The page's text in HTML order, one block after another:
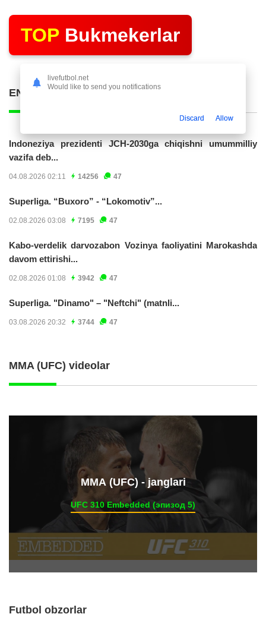
TOP Bukmekerlar
ENG KO'P O'QILGAN POSTLAR
Indoneziya prezidenti JCH-2030ga chiqishni umummilliy
vazifa deb...
04.08.2026 02:11 14256 47
Superliga. “Buxoro” - “Lokomotiv”...
02.08.2026 03:08 7195 47
Kabo-verdelik darvozabon Vozinya faoliyatini Marokashda
davom ettirishi...
02.08.2026 01:08 3942 47
Superliga. "Dinamo" – "Neftchi" (matnli...
03.08.2026 20:32 3744 47
MMA (UFC) videolar
ММА (UFC) - janglari
UFC 310 Embedded (эпизод 5)
Futbol obzorlar
livefutbol.net
Would like to send you notifications
Discard Allow